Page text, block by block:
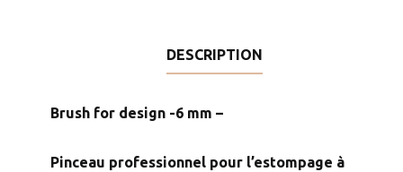
DESCRIPTION
Brush for design -6 mm –
Pinceau professionnel pour l’estompage à